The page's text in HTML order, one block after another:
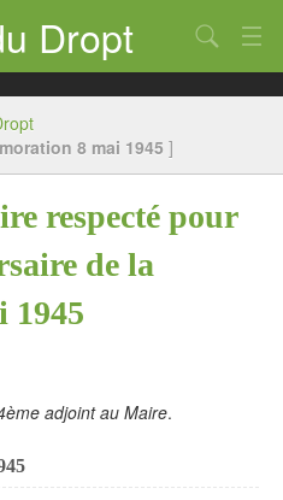
Dropt
Chercher
8 mai 1945 ]
respecté pour
de la
1945
adjoint au Maire.